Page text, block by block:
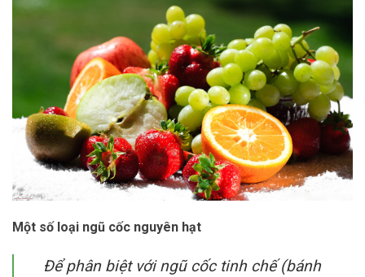
Một số loại ngũ cốc nguyên hạt
Để phân biệt với ngũ cốc tinh chế (bánh